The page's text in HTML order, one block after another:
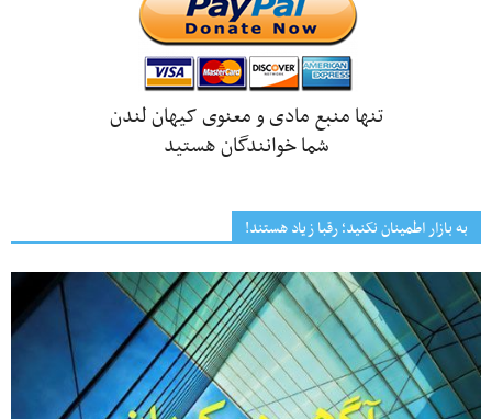
تنها منبع مادی و معنوی کیهان لندن
شما خوانندگان هستید
به بازار اطمینان نکنید؛ رقبا زیاد هستند!